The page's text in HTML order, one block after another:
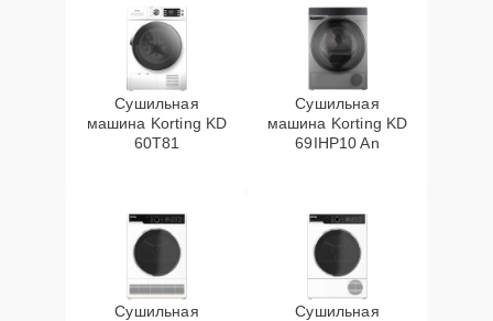
Сушильная
машина Korting KD
60T81
Сушильная
машина Korting KD
69IHP10 An
Сушильная
Сушильная